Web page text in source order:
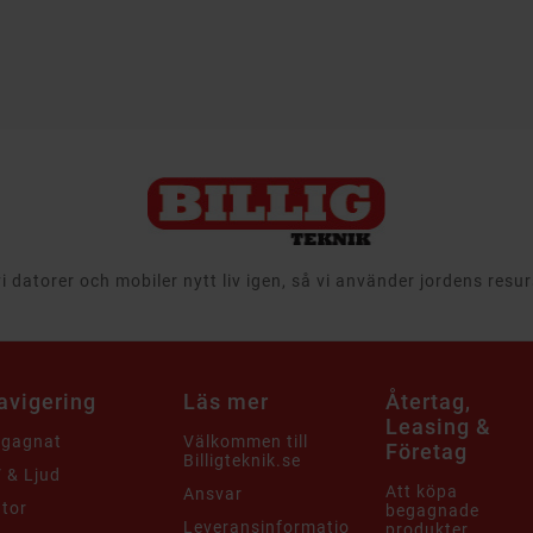
datorer och mobiler nytt liv igen, så vi använder jordens
& Ljud
Läs mer
Välkommen till
Billigteknik.se
Ansvar
Leveransinformation
Återtag,
Leasing &
Företag
Att köpa
begagnade